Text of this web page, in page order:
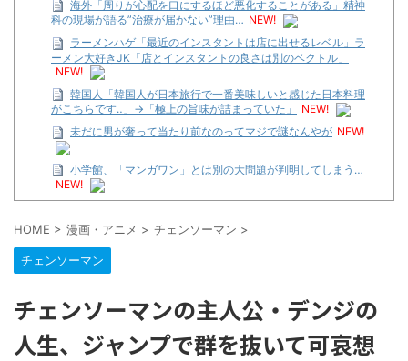
海外「周りが心配を口にするほど悪化することがある」精神
科の現場が語る”治療が届かない”理由… NEW!
ラーメンハゲ「最近のインスタントは店に出せるレベル」ラ
ーメン大好きJK「店とインスタントの良さは別のベクトル」
NEW!
韓国人「韓国人が日本旅行で一番美味しいと感じた日本料理
がこちらです‥」→「極上の旨味が詰まっていた」
NEW!
未だに男が奢って当たり前なのってマジで謎なんやが NEW!
小学館、「マンガワン」とは別の大問題が判明してしまう…
NEW!
な…
…背が高い娘
【遊戯王】いつ見ても覚醒だけ地属性との関連が意味不明だ
「洋画に日本版主題歌は必要か?」論争
題歌歌うよ！
HOME > 漫画・アニメ > チェンソーマン >
チェンソーマン
チェンソーマンの主人公・デンジの
人生、ジャンプで群を抜いて可哀想